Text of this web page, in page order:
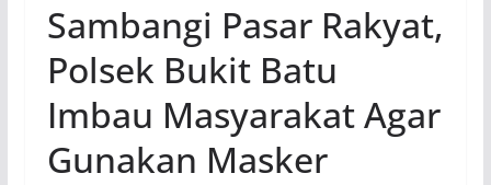
Sambangi Pasar Rakyat,
Polsek Bukit Batu
Imbau Masyarakat Agar
Gunakan Masker